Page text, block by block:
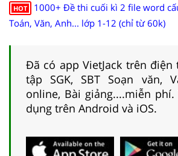
HOT
1000+ Đề thi cuối kì 2 file word
Toán, Văn, Anh... lớp 1-12 (chỉ từ 60k)
Đã có app VietJack trên điện
tập SGK, SBT Soạn văn,
online, Bài giảng....miễn
dụng trên Android và iOS.